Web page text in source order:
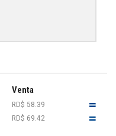
Venta
RD$ 58.39
RD$ 69.42